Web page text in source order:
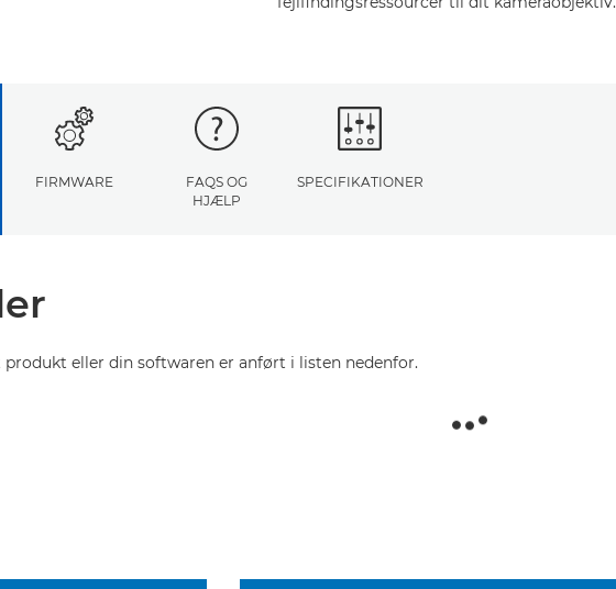
FIRMWARE
FAQS OG
HJÆLP
SPECIFIKATIONER
eller din softwaren er anført i listen nedenfor.